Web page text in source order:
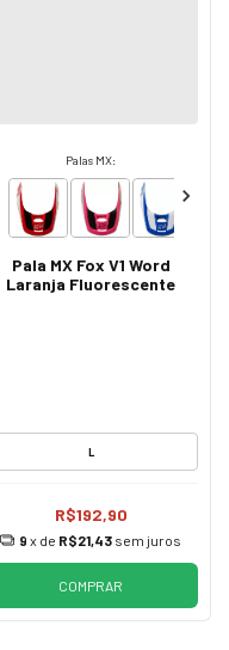
Palas MX:
Pala MX Fox V1 Word
Laranja Fluorescente
L
R$192,90
9 x de R$21,43 sem juros
COMPRAR